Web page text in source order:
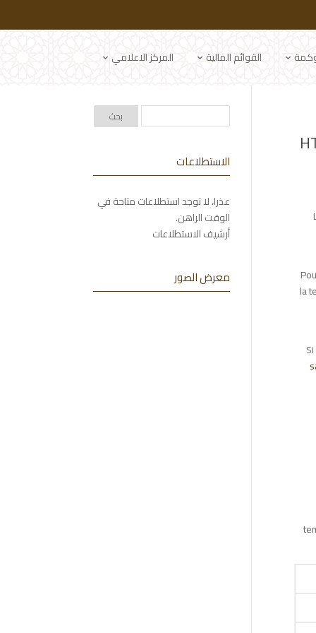
القوائم المالية المركز الاعلامي
la
الاستطلاعات
عذرا، لا توجد استطلاعات متاحة في
الوقت الراهن.
أرشيف الاستطلاعات
معرض الصور